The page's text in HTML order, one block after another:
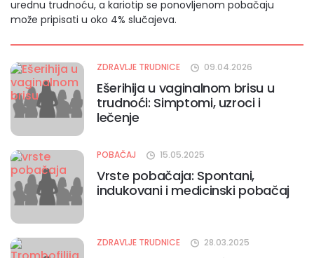
urednu trudnoću, a kariotip se ponovljenom pobačaju
može pripisati u oko 4% slučajeva.
ZDRAVLJE TRUDNICE 09.04.2026
Ešerihija u vaginalnom brisu u
trudnoći: Simptomi, uzroci i
lečenje
POBAČAJ 15.05.2025
​Vrste pobačaja: Spontani,
indukovani i medicinski pobačaj
ZDRAVLJE TRUDNICE 28.03.2025